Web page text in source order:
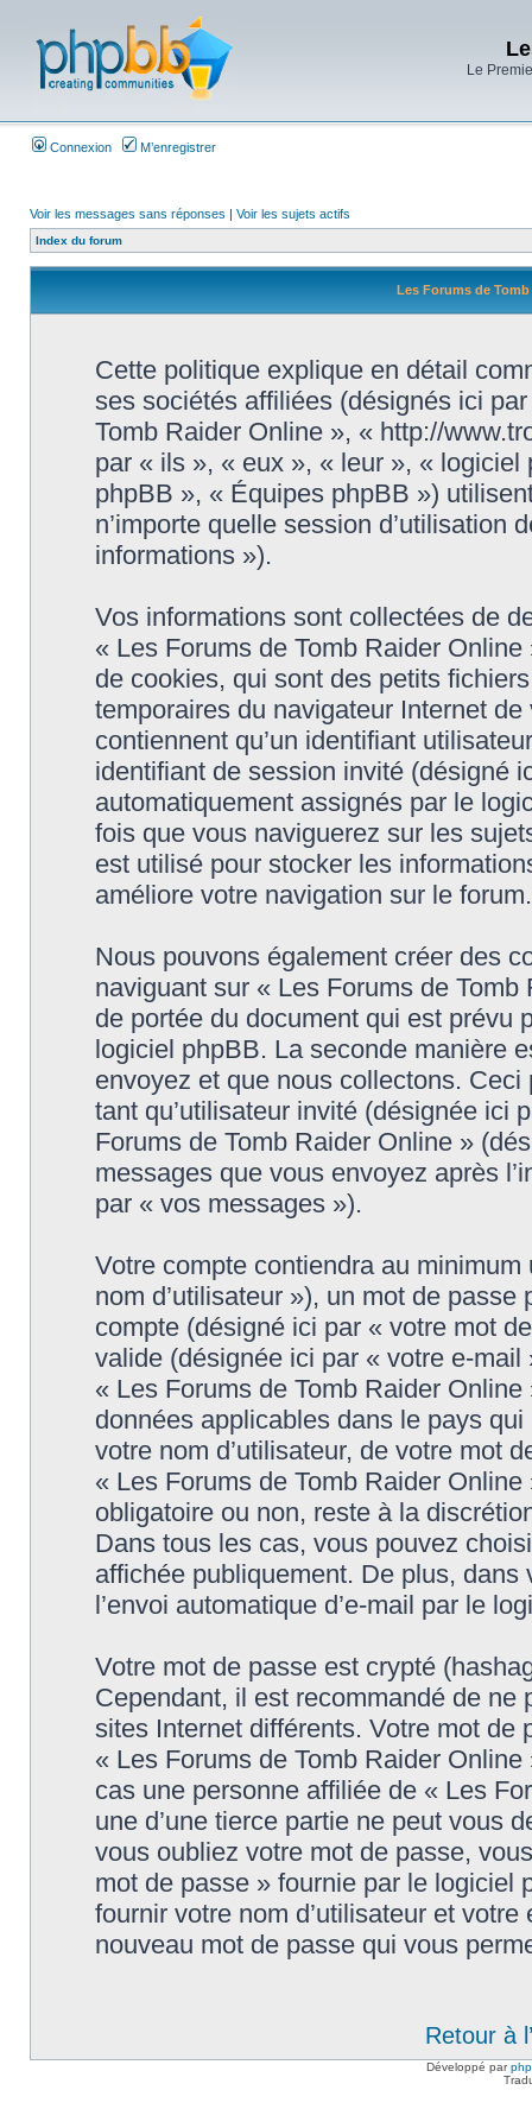
Le
Connexion M’enregistrer
Voir les messages sans réponses | Voir les sujets actifs
Index du forum
Les Forums de
Cette politique explique en détail
ses sociétés affiliées (désignés ici
Tomb Raider Online », « http://
par « ils », « eux », « leur », «
phpBB », « Équipes phpBB »)
n’importe quelle session d’utilisation
informations »).
Vos informations sont collectées de
« Les Forums de Tomb Raider
de cookies, qui sont des petits
temporaires du navigateur Internet
contiennent qu’un identifiant
identifiant de session invité (désigné
automatiquement assignés par le
fois que vous naviguerez sur les
est utilisé pour stocker les
améliore votre navigation sur le forum.
Nous pouvons également créer des
naviguant sur « Les Forums de
de portée du document qui est prévu
logiciel phpBB. La seconde manière
envoyez et que nous collectons.
tant qu’utilisateur invité (désignée ici
Forums de Tomb Raider Online »
messages que vous envoyez après
par « vos messages »).
Votre compte contiendra au
nom d’utilisateur »), un mot de
compte (désigné ici par « votre mot
valide (désignée ici par « votre e-
« Les Forums de Tomb Raider
données applicables dans le pays
votre nom d’utilisateur, de votre mot
« Les Forums de Tomb Raider
obligatoire ou non, reste à la
Dans tous les cas, vous pouvez
affichée publiquement. De plus,
l’envoi automatique d’e-mail par le
Votre mot de passe est crypté
Cependant, il est recommandé de
sites Internet différents. Votre mot de
« Les Forums de Tomb Raider
cas une personne affiliée de « Les
une d’une tierce partie ne peut vous
vous oubliez votre mot de passe,
mot de passe » fournie par le logiciel
fournir votre nom d’utilisateur et
nouveau mot de passe qui vous
Retour à
Développé par